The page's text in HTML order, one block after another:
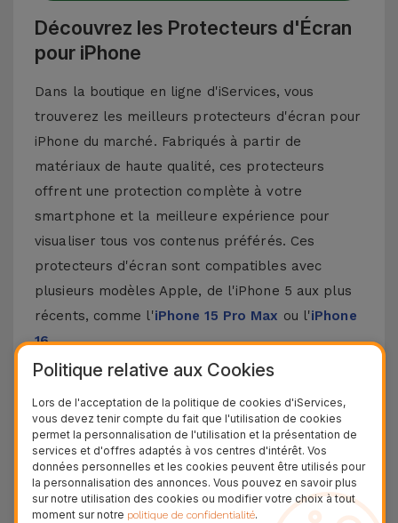
Découvrez les Protecteurs d'Écran
pour iPhone
Dans la boutique en ligne d'iServices, vous
trouverez les meilleurs protecteurs d'écran pour
iPhone du marché. Fabriqués à partir de
matériaux de haute qualité, ces protecteurs
offrent une protection complète à votre
smartphone et la meilleure expérience pour
visualiser tous vos contenus préférés. Ces
protecteurs d'écran sont compatibles avec
plusieurs modèles Apple, de l'iPhone 5 aux plus
récents, comme l'iPhone 15 Pro Max ou l'iPhone
16.
Comment poser un protecteur d'écran
pour iPhone ?
Poser un protecteur d'écran pour iPhone est
assez simple. Chez iServices, nos protecteurs en
verre pour iPhone sont fournis avec un kit qui
rend ce processus encore plus facile. Assurez-
Politique relative aux Cookies
Lors de l'acceptation de la politique de cookies d'iServices,
vous devez tenir compte du fait que l'utilisation de cookies
permet la personnalisation de l'utilisation et la présentation de
services et d'offres adaptés à vos centres d'intérêt. Vos
données personnelles et les cookies peuvent être utilisés pour
la personnalisation des annonces. Vous pouvez en savoir plus
sur notre utilisation des cookies ou modifier votre choix à tout
moment sur notre politique de confidentialité.